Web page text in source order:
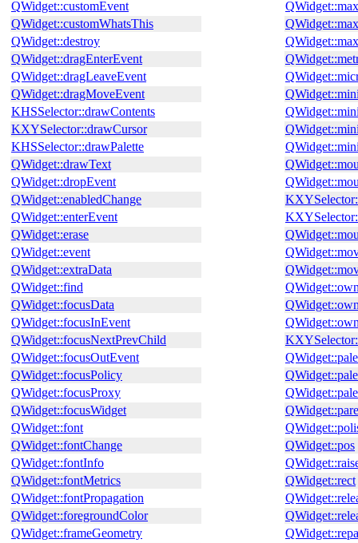
QWidget::customEvent
QWidget::customWhatsThis
QWidget::destroy
QWidget::dragEnterEvent
QWidget::dragLeaveEvent
QWidget::dragMoveEvent
KHSSelector::drawContents
KXYSelector::drawCursor
KHSSelector::drawPalette
QWidget::drawText
QWidget::dropEvent
QWidget::enabledChange
QWidget::enterEvent
QWidget::erase
QWidget::event
QWidget::extraData
QWidget::find
QWidget::focusData
QWidget::focusInEvent
QWidget::focusNextPrevChild
QWidget::focusOutEvent
QWidget::focusPolicy
QWidget::focusProxy
QWidget::focusWidget
QWidget::font
QWidget::fontChange
QWidget::fontInfo
QWidget::fontMetrics
QWidget::fontPropagation
QWidget::foregroundColor
QWidget::frameGeometry
QWidget::pos
QWidget::rect